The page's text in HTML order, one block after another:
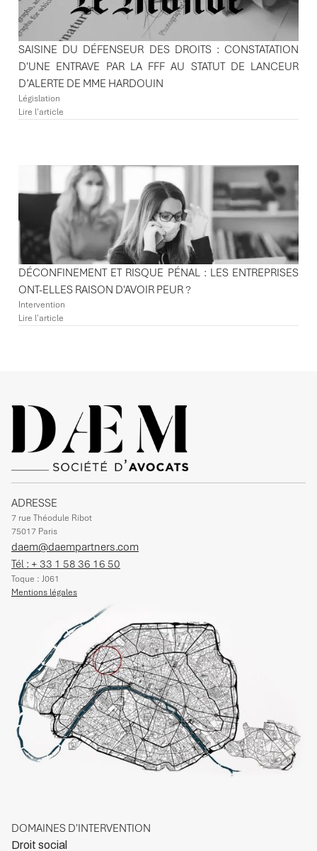
SAISINE DU DÉFENSEUR DES DROITS : CONSTATATION
D'UNE ENTRAVE PAR LA FFF AU STATUT DE LANCEUR
D’ALERTE DE MME HARDOUIN
Législation
Lire l'article
DÉCONFINEMENT ET RISQUE PÉNAL : LES ENTREPRISES
ONT-ELLES RAISON D'AVOIR PEUR ?
Intervention
Lire l'article
ADRESSE
7 rue Théodule Ribot
75017 Paris
daem@daempartners.com
Tél : + 33 1 58 36 16 50
Toque : J061
Mentions légales
DOMAINES D'INTERVENTION
Droit social